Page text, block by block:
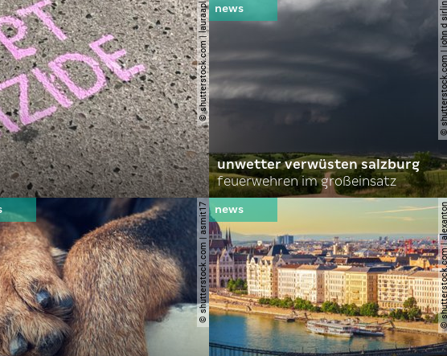
© shutterstock.com | lauraapl ©
unwetter verwüsten salzburg
feuerwehren im großeinsatz
© shutterstock.com | asmit17 ©